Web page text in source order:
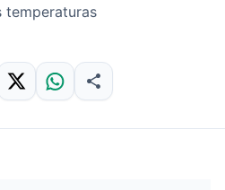
temperaturas